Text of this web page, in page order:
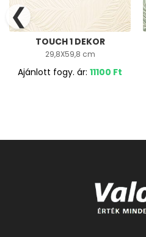
TOUCH 1 DEKOR
29,8X59,8 cm
Ajánlott fogy. ár: 11100 Ft
❮